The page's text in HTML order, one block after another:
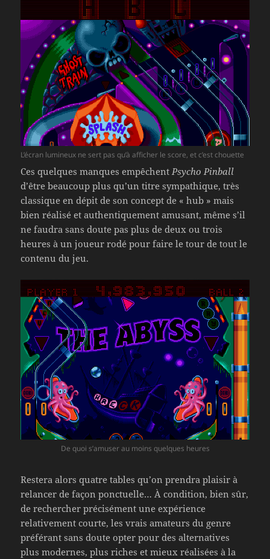
L’écran lumineux ne sert pas qu’à afficher le score, et c’est chouette
Ces quelques manques empêchent Psycho Pinball
d’être beaucoup plus qu’un titre sympathique, très
classique en dépit de son concept de « hub » mais
bien réalisé et authentiquement amusant, même s’il
ne faudra sans doute pas plus de deux ou trois
heures à un joueur rodé pour faire le tour de tout le
contenu du jeu.
De quoi s’amuser au moins quelques heures
Restera alors quatre tables qu’on prendra plaisir à
relancer de façon ponctuelle… À condition, bien sûr,
de rechercher précisément une expérience
relativement courte, les vrais amateurs du genre
préférant sans doute opter pour des alternatives
plus modernes, plus riches et mieux réalisées à la